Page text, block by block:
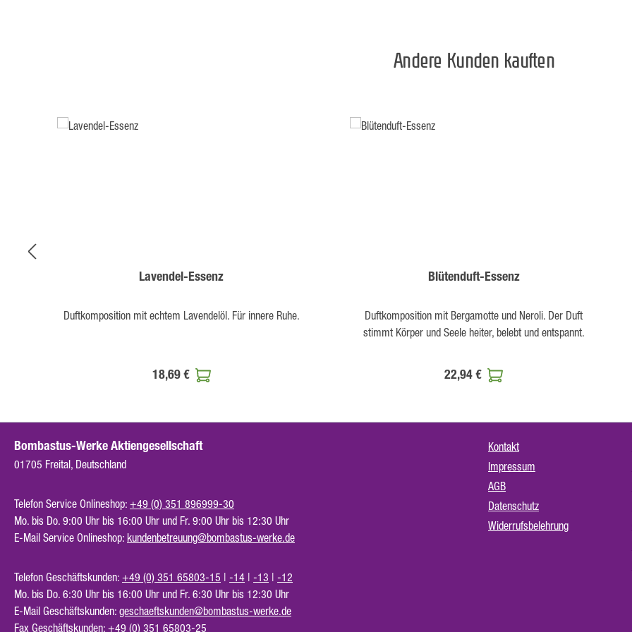
Andere Kunden kauften
Lavendel-Essenz
Duftkomposition mit echtem Lavendelöl. Für innere Ruhe.
18,69 €
Blütenduft-Essenz
Duftkomposition mit Bergamotte und Neroli. Der Duft
stimmt Körper und Seele heiter, belebt und entspannt.
22,94 €
Bombastus-Werke Aktiengesellschaft
01705 Freital, Deutschland
Telefon Service Onlineshop: +49 (0) 351 896999-30
Mo. bis Do. 9:00 Uhr bis 16:00 Uhr und Fr. 9:00 Uhr bis 12:30 Uhr
E-Mail Service Onlineshop: kundenbetreuung@bombastus-werke.de
Telefon Geschäftskunden: +49 (0) 351 65803-15 | -14 | -13 | -12
Mo. bis Do. 6:30 Uhr bis 16:00 Uhr und Fr. 6:30 Uhr bis 12:30 Uhr
E-Mail Geschäftskunden: geschaeftskunden@bombastus-werke.de
Fax Geschäftskunden: +49 (0) 351 65803-25
Kontakt
Impressum
AGB
Datenschutz
Widerrufsbelehrung